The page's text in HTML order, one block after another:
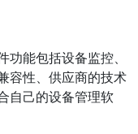
能包括设备监控、
容性、供应商的技术
自己的设备管理软